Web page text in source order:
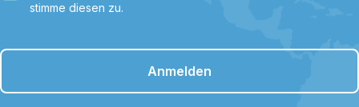
stimme diesen zu.
Anmelden